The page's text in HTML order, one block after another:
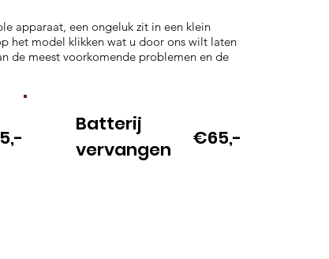
Batterij
vervangen
€65,-
apparaat, een ongeluk zit in een klein
het model klikken wat u door ons wilt laten
de meest voorkomende problemen en de